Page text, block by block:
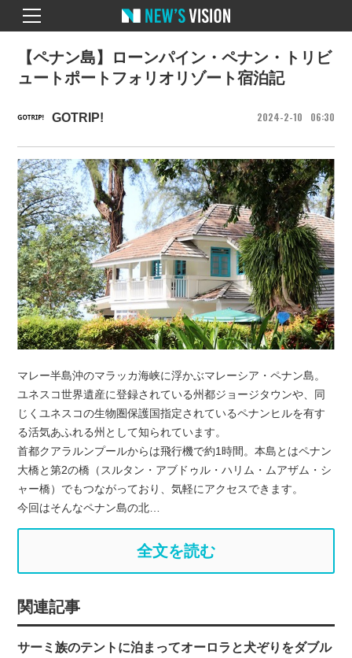
GOTRIP! 2024 2 10 06 30
【ペナン島】ローンパイン・ペナン・トリビ
ュートポートフォリオリゾート宿泊記
マレー半島沖のマラッカ海峡に浮かぶマレーシア・ペナン島。
ユネスコ世界遺産に登録されている州都ジョージタウンや、同
じくユネスコの生物圏保護国指定されているペナンヒルを有す
る活気あふれる州として知られています。
首都クアラルンプールからは飛行機で約1時間。本島とはペナン
大橋と第2の橋（スルタン・アブドゥル・ハリム・ムアザム・シ
ャー橋）でもつながっており、気軽にアクセスできます。
今回はそんなペナン島の北…
全文を読む
関連記事
サーミ族のテントに泊まってオーロラと犬ぞりをダブル